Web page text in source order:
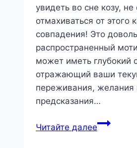
увидеть во сне козу, не
отмахиваться от этого
совпадения! Это
распространенный
может иметь глубокий
отражающий ваши
переживания, желания
предсказания…
Читайте далееСон